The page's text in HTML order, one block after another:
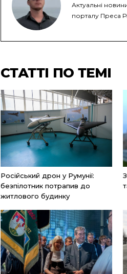
Актуальні
порталу Преса
СТАТТІ ПО ТЕМІ
Російський дрон у Румунії:
безпілотник потрапив до
житлового будинку